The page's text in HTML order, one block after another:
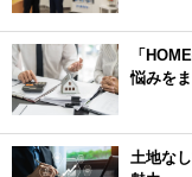
「
悩みを
土地な